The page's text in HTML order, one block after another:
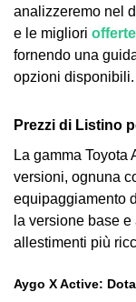
analizzeremo nel
e le migliori
fornendo una
opzioni disponibili.
Prezzi di Listino
La gamma
versioni, ognuna
equipaggiamento
la versione base
allestimenti più
Aygo X Active: